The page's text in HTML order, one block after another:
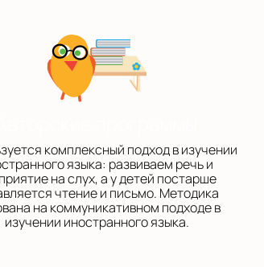
комплексный подход в изучении
языка: развиваем речь и
на слух, а у детей постарше
чтение и письмо. Методика
на коммуникативном подходе в
изучении иностранного языка.